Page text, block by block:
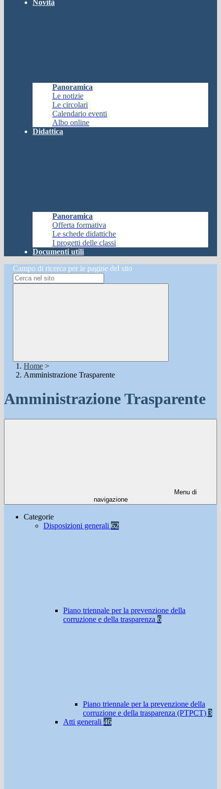
Novità
Panoramica
Le notizie
Le circolari
Calendario eventi
Albo online
Didattica
Panoramica
Offerta formativa
Le schede didattiche
I progetti delle classi
Documenti utili
Campo di ricerca per le pagine del sito
Home >
Amministrazione Trasparente
Amministrazione Trasparente
Menu di
navigazione
Categorie
Disposizioni generali 62
Piano triennale per la prevenzione della
corruzione e della trasparenza 6
Piano triennale per la prevenzione della
corruzione e della trasparenza (PTPCT) 3
Atti generali 46